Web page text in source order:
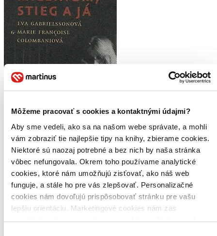
Môžeme pracovať s cookies a kontaktnými údajmi?
Aby sme vedeli, ako sa na našom webe správate, a mohli
vám zobraziť tie najlepšie tipy na knihy, zbierame cookies.
Niektoré sú naozaj potrebné a bez nich by naša stránka
vôbec nefungovala. Okrem toho používame analytické
cookies, ktoré nám umožňujú zisťovať, ako náš web
funguje, a stále ho pre vás zlepšovať. Personalizačné
cookies nám dovoľujú prispôsobovať stránku pre vašu
lepšiu orientáciu. Marketingové cookies nám zas
umožňujú zobrazenie relevantnej reklamy. Niektoré údaje
Milénium, Stieg a já
Eva Gabrielssonová
Marie Françoise Colombaniová
V zasvěceném pohledu jeho životní družky působí Milénium jako
cosi mnohem víc než jen světoznámý bestseller. Je to alegorie nikdy